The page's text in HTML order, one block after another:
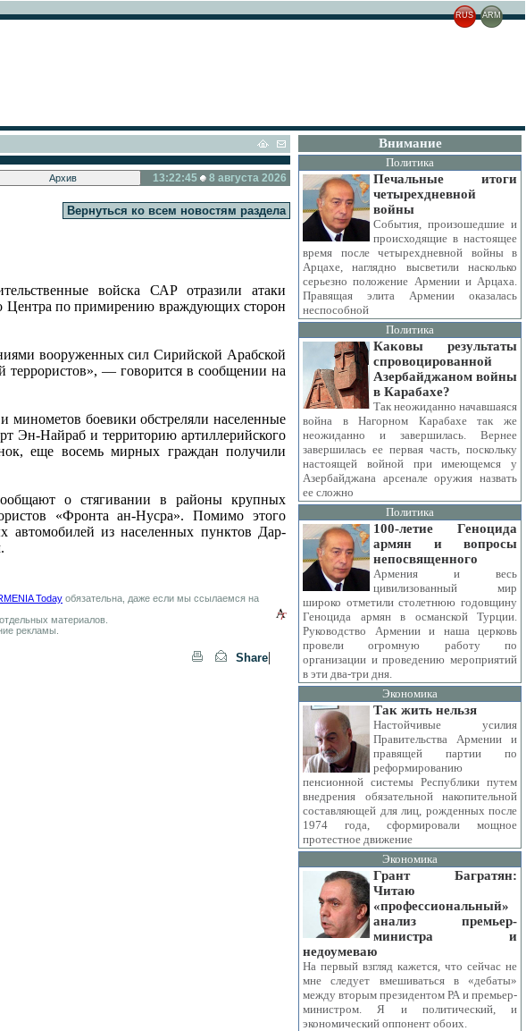
RUS ARM
13:22:46 8 августа 2026
Вернуться ко всем новостям раздела
войска САР отразили атаки
Центра по примирению враждующих сторон
вооруженных сил Сирийской Арабской
— говорится в сообщении на
минометов боевики обстреляли населенные
Эн-Найраб и территорию артиллерийского
еще восемь мирных граждан получили
о стягивании в районы крупных
«Фронта ан-Нусра». Помимо этого
автомобилей из населенных пунктов Дар-
Today обязательна, даже если мы ссылаемся на
материалов.
рекламы.
Share|
Внимание
Политика
Печальные итоги
четырехдневной
войны
События, произошедшие и
происходящие в настоящее
время после четырехдневной войны в
Арцахе, наглядно высветили насколько
серьезно положение Армении и Арцаха.
Правящая элита Армении оказалась
неспособной
Политика
Каковы результаты
спровоцированной
Азербайджаном войны
в Карабахе?
Так неожиданно начавшаяся
война в Нагорном Карабахе так же
неожиданно и завершилась. Вернее
завершилась ее первая часть, поскольку
настоящей войной при имеющемся у
Азербайджана арсенале оружия назвать
ее сложно
Политика
100-летие Геноцида
армян и вопросы
непосвященного
Армения и весь
цивилизованный мир
широко отметили столетнюю годовщину
Геноцида армян в османской Турции.
Руководство Армении и наша церковь
провели огромную работу по
организации и проведению мероприятий
в эти два-три дня.
Экономика
Так жить нельзя
Настойчивые усилия
Правительства Армении и
правящей партии по
реформированию
пенсионной системы Республики путем
внедрения обязательной накопительной
составляющей для лиц, рожденных после
1974 года, сформировали мощное
протестное движение
Экономика
Грант Багратян:
Читаю
«профессиональный»
анализ премьер-
министра и
недоумеваю
На первый взгляд кажется, что сейчас не
мне следует вмешиваться в «дебаты»
между вторым президентом РА и премьер-
министром. Я и политический, и
экономический оппонент обоих.